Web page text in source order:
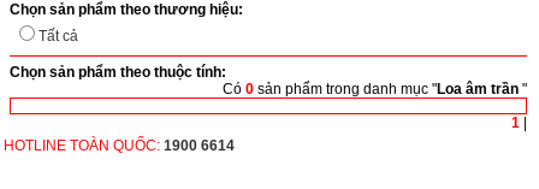
Chọn sản phẩm theo thương hiệu:
Tất cả
Chọn sản phẩm theo thuộc tính:
Có 0 sản phẩm trong danh mục "Loa âm trần "
1
HOTLINE TOÀN QUỐC: 1900 6614